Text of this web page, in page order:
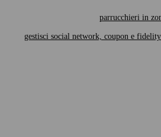
parrucchieri in
gestisci social network, coupon e